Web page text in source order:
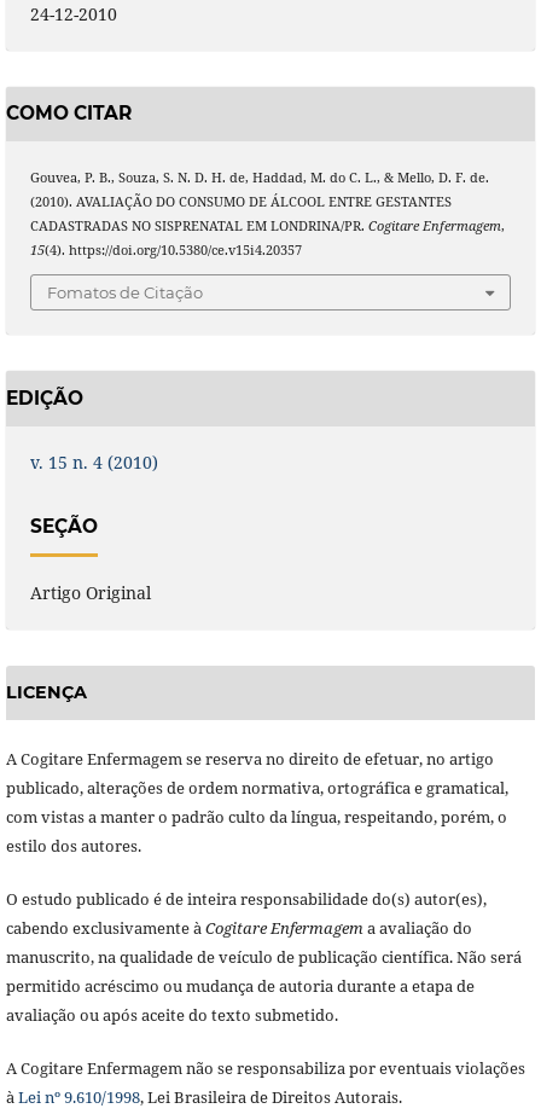
24-12-2010
COMO CITAR
Gouvea, P. B., Souza, S. N. D. H. de, Haddad, M. do C. L., & Mello, D. F. de.
(2010). AVALIAÇÃO DO CONSUMO DE ÁLCOOL ENTRE GESTANTES
CADASTRADAS NO SISPRENATAL EM LONDRINA/PR. Cogitare Enfermagem,
15(4). https://doi.org/10.5380/ce.v15i4.20357
Fomatos de Citação
EDIÇÃO
v. 15 n. 4 (2010)
SEÇÃO
Artigo Original
LICENÇA
A Cogitare Enfermagem se reserva no direito de efetuar, no artigo
publicado, alterações de ordem normativa, ortográfica e gramatical,
com vistas a manter o padrão culto da língua, respeitando, porém, o
estilo dos autores.
O estudo publicado é de inteira responsabilidade do(s) autor(es),
cabendo exclusivamente àCogitare Enfermagema avaliação do
manuscrito, na qualidade de veículo de publicação científica. Não será
permitido acréscimo ou mudança de autoria durante a etapa de
avaliação ou após aceite do texto submetido.
A Cogitare Enfermagem não se responsabiliza por eventuais violações
àLei nº 9.610/1998, Lei Brasileira de Direitos Autorais.